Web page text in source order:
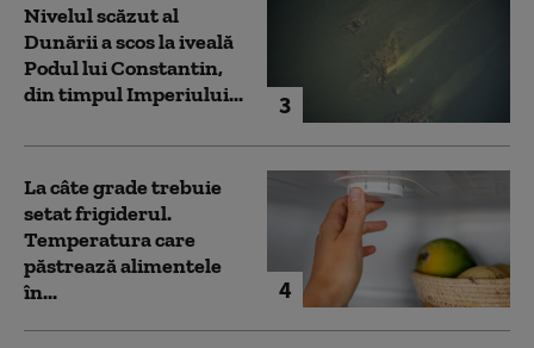
3
Nivelul scăzut al
Dunării a scos la iveală
Podul lui Constantin,
din timpul Imperiului...
4
La câte grade trebuie
setat frigiderul.
Temperatura care
păstrează alimentele
în...